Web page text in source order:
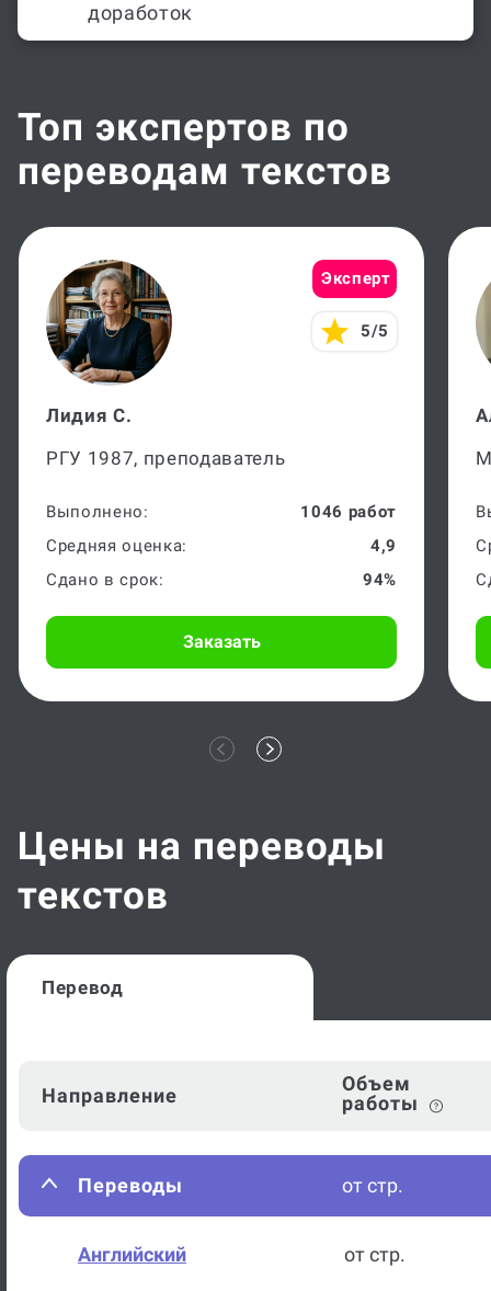
доработок
Топ экспертов по
переводам текстов
Эксперт
5/5
Лидия С.
РГУ 1987, преподаватель
Выполнено:
1046 работ
Средняя оценка:
4,9
Сдано в срок:
94%
Заказать
Цены на переводы
текстов
Перевод
Направление
Объем
работы
Переводы от стр.
Английский от стр.